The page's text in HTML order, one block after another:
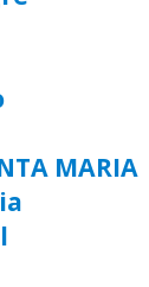
MARIA